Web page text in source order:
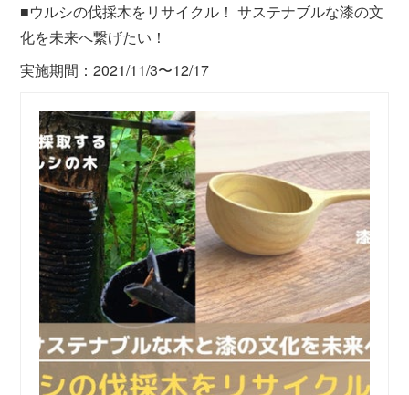
■ウルシの伐採木をリサイクル！ サステナブルな漆の文
化を未来へ繋げたい！
実施期間：2021/11/3〜12/17